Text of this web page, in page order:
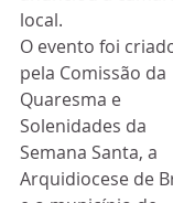
local.
O evento foi
pela Comissão da
Quaresma e
Solenidades da
Semana Santa, a
Arquidiocese de